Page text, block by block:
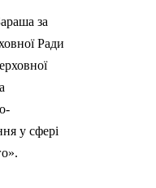
за
Ради
у сфері
».